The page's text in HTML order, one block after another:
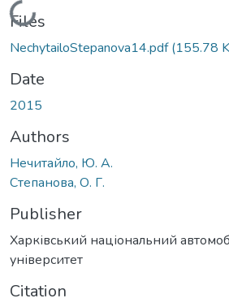
Loading...
Files
NechytailoStepanova14.pdf(155.78
Date
2015
Authors
Нечитайло, Ю. А.
Степанова, О. Г.
Publisher
Харківський національний
університет
Citation